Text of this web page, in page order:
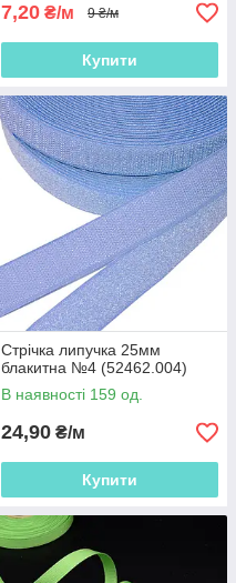
7,20 ₴/м 9 ₴/м
Купити
Стрічка липучка 25мм
блакитна №4 (52462.004)
В наявності 159 од.
24,90 ₴/м
Купити